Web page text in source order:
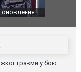
легендарного
травми у бою